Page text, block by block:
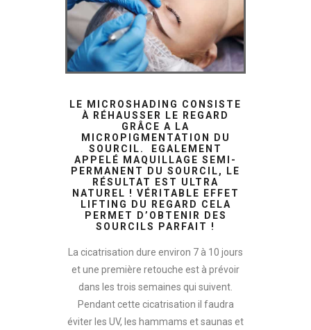
LE MICROSHADING CONSISTE
À RÉHAUSSER LE REGARD
GRÂCE A LA
MICROPIGMENTATION DU
SOURCIL. EGALEMENT
APPELÉ MAQUILLAGE SEMI-
PERMANENT DU SOURCIL, LE
RÉSULTAT EST ULTRA
NATUREL ! VÉRITABLE EFFET
LIFTING DU REGARD CELA
PERMET D’OBTENIR DES
SOURCILS PARFAIT !
La cicatrisation dure environ 7 à 10 jours
et une première retouche est à prévoir
dans les trois semaines qui suivent.
Pendant cette cicatrisation il faudra
éviter les UV, les hammams et saunas et